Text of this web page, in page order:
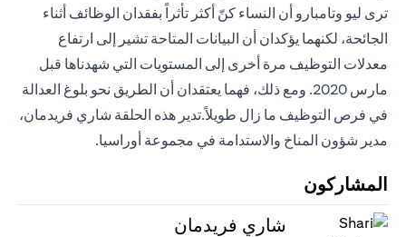
ترى ليو وتامبارو أن النساء كنّ أكثر تأثراً بفقدان الوظائف أثناء
الجائحة، لكنهما يؤكدان أن البيانات المتاحة تشير إلى ارتفاع
معدلات التوظيف مرة أخرى إلى المستويات التي شهدناها قبل
مارس 2020. ومع ذلك، فهما يعتقدان أن الطريق نحو بلوغ العدالة
في فرص التوظيف ما زال طويلاً.تدير هذه الحلقة شاري فريدمان،
مدير شؤون المناخ والاستدامة في مجموعة أوراسيا.
المشاركون
شاري فريدمان